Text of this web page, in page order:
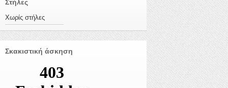
Στήλες
Χωρίς στήλες
Σκακιστική άσκηση